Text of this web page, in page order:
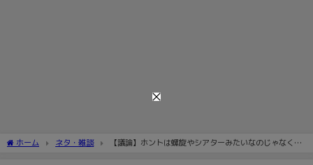
ホーム ネタ・雑談
【議論】ホントは螺旋やシアターみたいなのじゃなくて